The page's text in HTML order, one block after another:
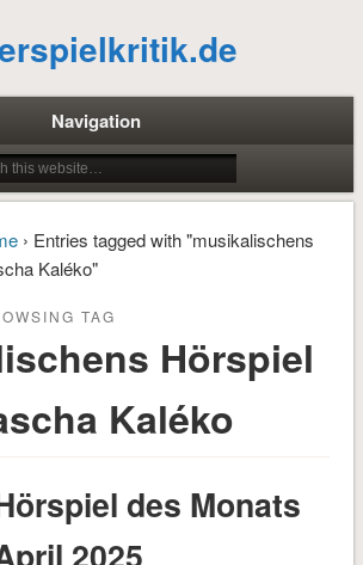
Navigation
› Entries tagged with "musikalischens
Kaléko"
TAG
Hörspiel
Kaléko
des Monats
2025